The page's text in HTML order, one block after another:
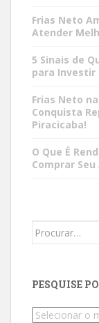
Frias Neto
Atender
5 Sinais de
para Investir
Frias Neto
Conquista
Piracicaba!
O Que É
Comprar
Search
PESQUISE
Pesquise